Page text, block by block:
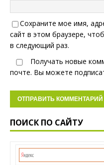
Сохраните мое имя,
сайт в этом браузере,
в следующий раз.
Получать новые
почте. Вы можете
ПОИСК ПО САЙТУ